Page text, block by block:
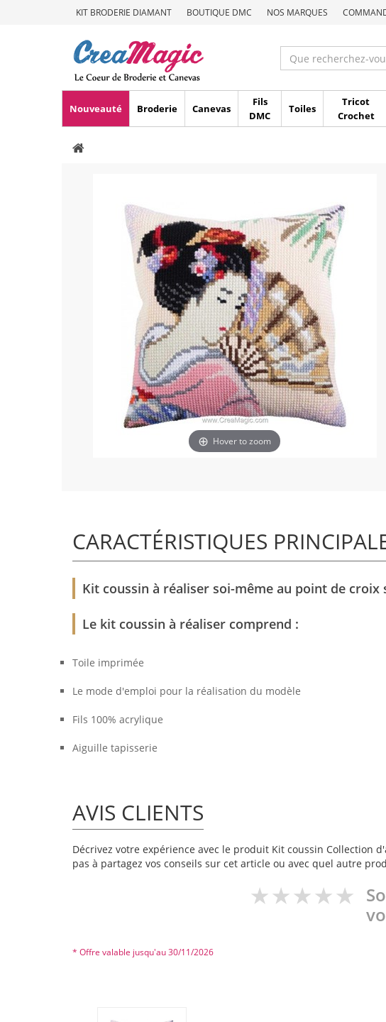
KIT BRODERIE DIAMANT BOUTIQUE DMC NOS MARQUES
Nouveauté Broderie Canevas
Fils
DMC
Toiles
Tricot
Crochet
Hover to zoom
CARACTÉRISTIQUES
Kit coussin à réaliser soi-même au point de
Le kit coussin à réaliser comprend :
Toile imprimée
Le mode d'emploi pour la réalisation du modèle
Fils 100% acrylique
Aiguille tapisserie
AVIS CLIENTS
Décrivez votre expérience avec le produit Kit coussin Collection
pas à partagez vos conseils sur cet article ou avec quel autre
* Offre valable jusqu'au 30/11/2026